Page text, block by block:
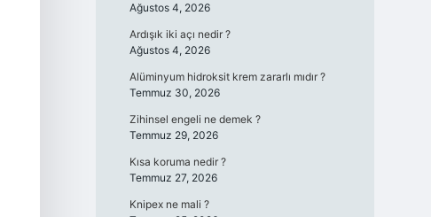
Ağustos 4, 2026
Ardışık iki açı nedir ?
Ağustos 4, 2026
Alüminyum hidroksit krem zararlı mıdır ?
Temmuz 30, 2026
Zihinsel engeli ne demek ?
Temmuz 29, 2026
Kısa koruma nedir ?
Temmuz 27, 2026
Knipex ne mali ?